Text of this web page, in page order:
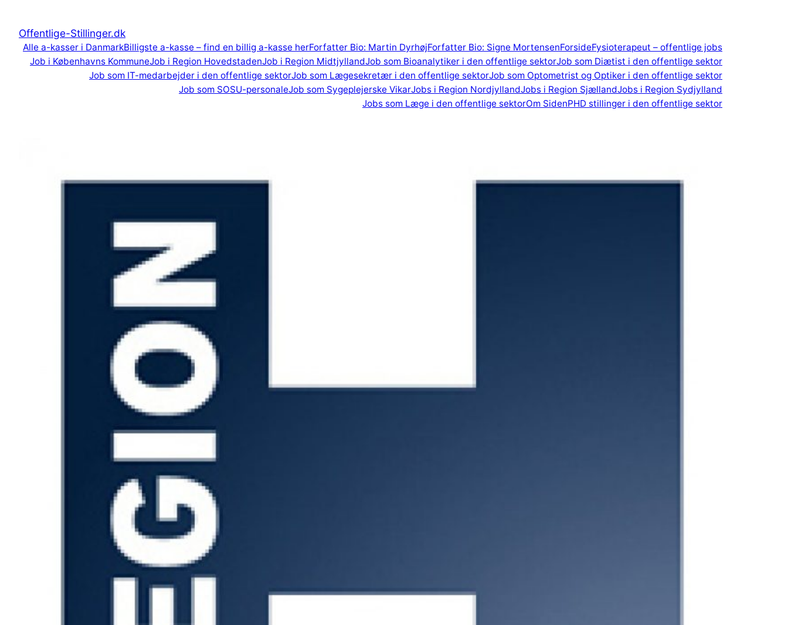
indholdOffentlige-Stillinger.dk
Alle a-kasser i DanmarkBilligste a-kasse – find en billig a-kasse herForfatter Bio: Martin DyrhøjForfatter Bio: Signe MortensenForsideFysioterapeut – offentlige jobs
Job i Københavns KommuneJob i Region HovedstadenJob i Region MidtjyllandJob som Bioanalytiker i den offentlige sektorJob som Diætist i den offentlige sektor
Job som IT-medarbejder i den offentlige sektorJob som Lægesekretær i den offentlige sektorJob som Optometrist og Optiker i den offentlige sektor
Job som SOSU-personaleJob som Sygeplejerske VikarJobs i Region NordjyllandJobs i Region SjællandJobs i Region Sydjylland
Jobs som Læge i den offentlige sektorOm SidenPHD stillinger i den offentlige sektor